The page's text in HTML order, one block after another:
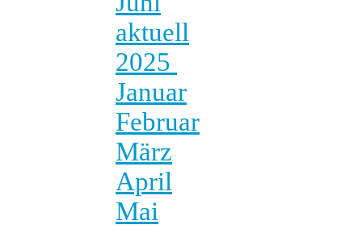
aktuell
2025
Januar
Februar
März
April
Mai